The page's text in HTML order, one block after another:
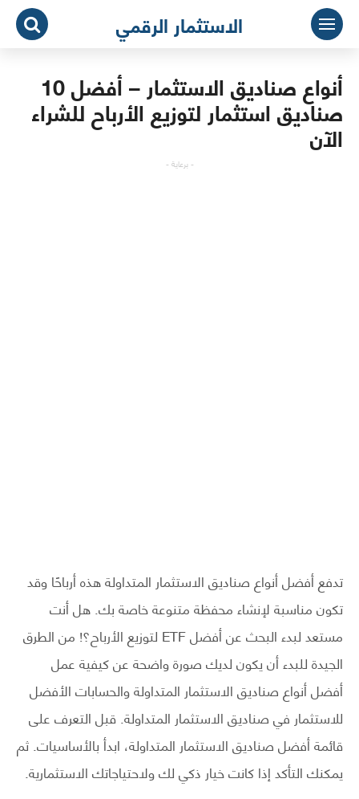
التجاوز
المحتوى
الاستثمار الرقمي
أنواع صناديق الاستثمار – أفضل 10
صناديق استثمار لتوزيع الأرباح للشراء
الآن
- برعاية -
تدفع أفضل أنواع صناديق الاستثمار المتداولة هذه أرباحًا وقد
تكون مناسبة لإنشاء محفظة متنوعة خاصة بك. هل أنت
مستعد لبدء البحث عن أفضل ETF لتوزيع الأرباح؟! من الطرق
الجيدة للبدء أن يكون لديك صورة واضحة عن كيفية عمل
أفضل أنواع صناديق الاستثمار المتداولة والحسابات الأفضل
للاستثمار في صناديق الاستثمار المتداولة. قبل التعرف على
قائمة أفضل صناديق الاستثمار المتداولة، ابدأ بالأساسيات. ثم
يمكنك التأكد إذا كانت خيار ذكي لك ولاحتياجاتك الاستثمارية.